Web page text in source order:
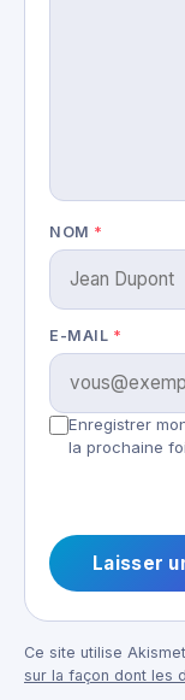
NOM *
E-MAIL *
Enregistrer
la prochaine
Ce site utilise
sur la façon dont les